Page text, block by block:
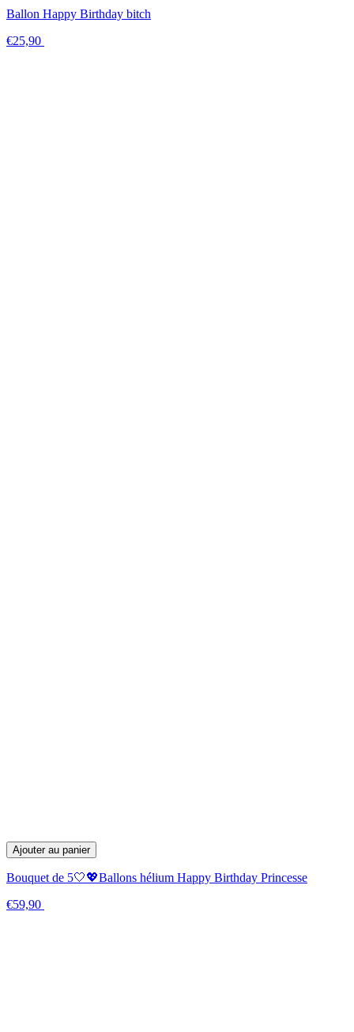
Ballon Happy Birthday bitch
€25,90
Ajouter au panier
Bouquet de 5🤍💖Ballons hélium Happy Birthday Princesse
€59,90